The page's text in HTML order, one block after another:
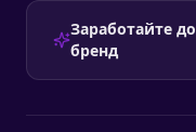
Заработайте
бренд